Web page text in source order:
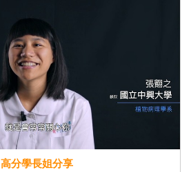
高分學長姐分享